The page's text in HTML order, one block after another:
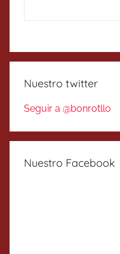
Nuestro twitter
Seguir a @bonrotllo
Nuestro Facebook